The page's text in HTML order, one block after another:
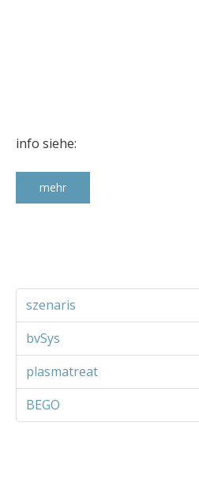
info siehe:
mehr
szenaris
bvSys
plasmatreat
BEGO